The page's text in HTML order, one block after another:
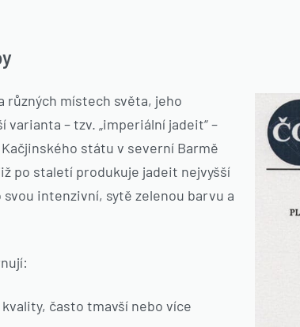
různých místech světa, jeho
– tzv. „imperiální jadeit“ –
státu v severní Barmě
po staletí produkuje jadeit nejvyšší
intenzivní, sytě zelenou barvu a
často tmavší nebo více